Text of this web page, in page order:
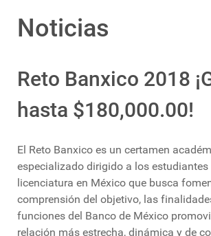
Noticias
Reto Banxico 2018
hasta $180,000.00!
El Reto Banxico es un certamen
especializado dirigido a los estudiantes
licenciatura en México que busca
comprensión del objetivo, las
funciones del Banco de México
relación más estrecha, dinámica y de